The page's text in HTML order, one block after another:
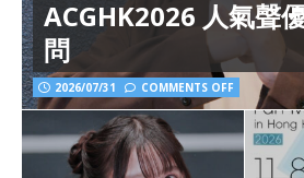
ACGHK2026 人氣聲
問
2026/07/31 COMMENTS OFF